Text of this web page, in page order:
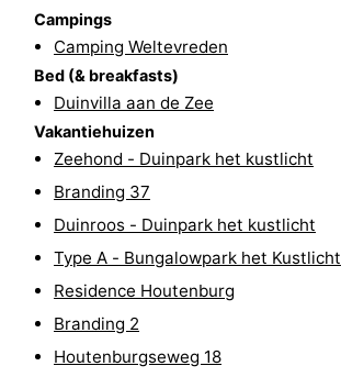
Zwembaden
Fietsen
Wandelen
Paardrijden
Golfbanen
Delta-
Evenementen
Campings
Camping Weltevreden
Bed (& breakfasts)
Duinvilla aan de Zee
Vakantiehuizen
Zeehond - Duinpark het kustlicht
Branding 37
Duinroos - Duinpark het kustlicht
Type A - Bungalowpark het Kustlicht
Residence Houtenburg
Branding 2
Houtenburgseweg 18